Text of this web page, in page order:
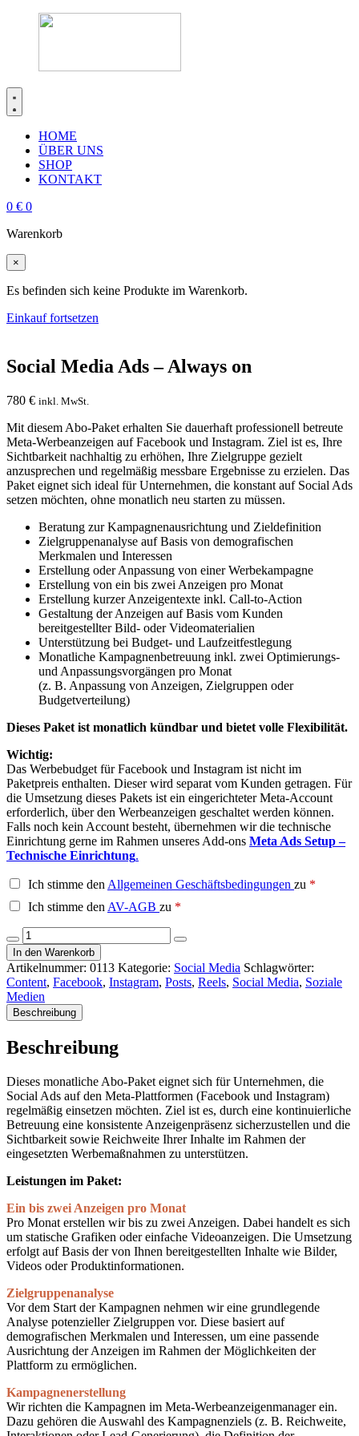
HOME
ÜBER UNS
SHOP
KONTAKT
0 € 0
Warenkorb
×
Es befinden sich keine Produkte im Warenkorb.
Einkauf fortsetzen
Social Media Ads – Always on
780 € inkl. MwSt.
Mit diesem Abo-Paket erhalten Sie dauerhaft professionell betreute
Meta-Werbeanzeigen auf Facebook und Instagram. Ziel ist es, Ihre
Sichtbarkeit nachhaltig zu erhöhen, Ihre Zielgruppe gezielt
anzusprechen und regelmäßig messbare Ergebnisse zu erzielen. Das
Paket eignet sich ideal für Unternehmen, die konstant auf Social Ads
setzen möchten, ohne monatlich neu starten zu müssen.
Beratung zur Kampagnenausrichtung und Zieldefinition
Zielgruppenanalyse auf Basis von demografischen
Merkmalen und Interessen
Erstellung oder Anpassung von einer Werbekampagne
Erstellung von ein bis zwei Anzeigen pro Monat
Erstellung kurzer Anzeigentexte inkl. Call-to-Action
Gestaltung der Anzeigen auf Basis vom Kunden
bereitgestellter Bild- oder Videomaterialien
Unterstützung bei Budget- und Laufzeitfestlegung
Monatliche Kampagnenbetreuung inkl. zwei Optimierungs-
und Anpassungsvorgängen pro Monat
(z. B. Anpassung von Anzeigen, Zielgruppen oder
Budgetverteilung)
Dieses Paket ist monatlich kündbar und bietet volle Flexibilität.
Wichtig:
Das Werbebudget für Facebook und Instagram ist nicht im
Paketpreis enthalten. Dieser wird separat vom Kunden getragen. Für
die Umsetzung dieses Pakets ist ein eingerichteter Meta-Account
erforderlich, über den Werbeanzeigen geschaltet werden können.
Falls noch kein Account besteht, übernehmen wir die technische
Einrichtung gerne im Rahmen unseres Add-ons Meta Ads Setup –
Technische Einrichtung.
Ich stimme den Allgemeinen Geschäftsbedingungen zu *
Ich stimme den AV-AGB zu *
Social
Media
Ads
-
Always
on
Menge
In den Warenkorb
Artikelnummer: 0113 Kategorie: Social Media Schlagwörter:
Content, Facebook, Instagram, Posts, Reels, Social Media, Soziale
Medien
Beschreibung
Beschreibung
Dieses monatliche Abo-Paket eignet sich für Unternehmen, die
Social Ads auf den Meta-Plattformen (Facebook und Instagram)
regelmäßig einsetzen möchten. Ziel ist es, durch eine kontinuierliche
Betreuung eine konsistente Anzeigenpräsenz sicherzustellen und die
Sichtbarkeit sowie Reichweite Ihrer Inhalte im Rahmen der
eingesetzten Werbemaßnahmen zu unterstützen.
Leistungen im Paket:
Ein bis zwei Anzeigen pro Monat
Pro Monat erstellen wir bis zu zwei Anzeigen. Dabei handelt es sich
um statische Grafiken oder einfache Videoanzeigen. Die Umsetzung
erfolgt auf Basis der von Ihnen bereitgestellten Inhalte wie Bilder,
Videos oder Produktinformationen.
Zielgruppenanalyse
Vor dem Start der Kampagnen nehmen wir eine grundlegende
Analyse potenzieller Zielgruppen vor. Diese basiert auf
demografischen Merkmalen und Interessen, um eine passende
Ausrichtung der Anzeigen im Rahmen der Möglichkeiten der
Plattform zu ermöglichen.
Kampagnenerstellung
Wir richten die Kampagnen im Meta-Werbeanzeigenmanager ein.
Dazu gehören die Auswahl des Kampagnenziels (z. B. Reichweite,